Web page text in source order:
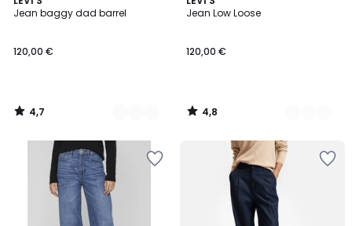
Jean baggy dad barrel
120,00 €
/ 5
Couleurs
4,7
/
Jean Low Loose
120,00 €
/ 5
Couleurs
4,8
/